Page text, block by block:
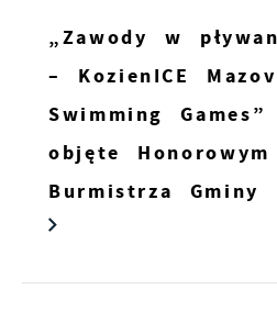
„Zawody w
– KozienICE
Swimming
objęte
Burmistrza Gminy